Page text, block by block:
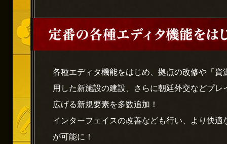
各種エディタ機能をはじめ、拠点の改修や「資
用した新施設の建設、さらに朝廷外交などプレ
広げる新規要素を多数追加！
インターフェイスの改善なども行い、より快適
が可能に！